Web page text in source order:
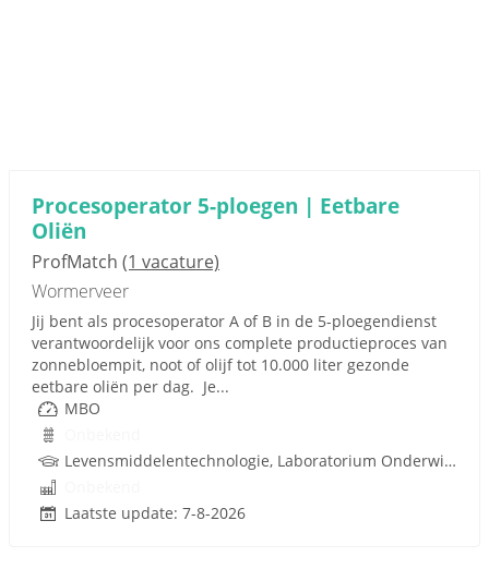
Procesoperator 5-ploegen | Eetbare
Oliën
ProfMatch (1 vacature)
Wormerveer
Jij bent als procesoperator A of B in de 5-ploegendienst
verantwoordelijk voor ons complete productieproces van
zonnebloempit, noot of olijf tot 10.000 liter gezonde
eetbare oliën per dag. Je...
MBO
Levensmiddelentechnologie, Laboratorium Onderwijs, Procestechnologie
Laatste update: 7-8-2026